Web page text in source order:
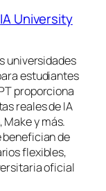
IA University
universidades
estudiantes
proporciona
reales de IA
Make y más.
benefician de
flexibles,
oficial